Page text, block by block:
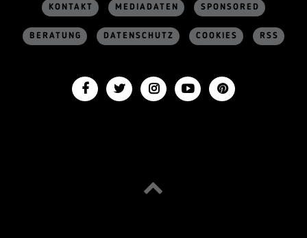
KONTAKT MEDIADATEN SPONSORED
BERATUNG DATENSCHUTZ COOKIES RSS